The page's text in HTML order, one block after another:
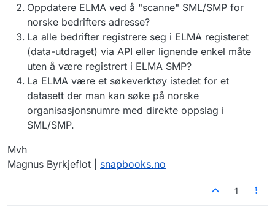
Oppdatere ELMA ved å "scanne" SML/SMP for
norske bedrifters adresse?
La alle bedrifter registrere seg i ELMA registeret
(data-utdraget) via API eller lignende enkel måte
uten å være registrert i ELMA SMP?
La ELMA være et søkeverktøy istedet for et
datasett der man kan søke på norske
organisasjonsnumre med direkte oppslag i
SML/SMP.
Mvh
Magnus Byrkjeflot | snapbooks.no
1